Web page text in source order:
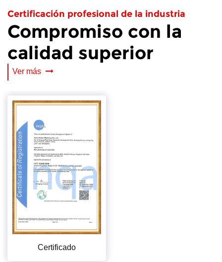
Certificación profesional de la industria
Compromiso con la
calidad superior
Ver más
Certificado